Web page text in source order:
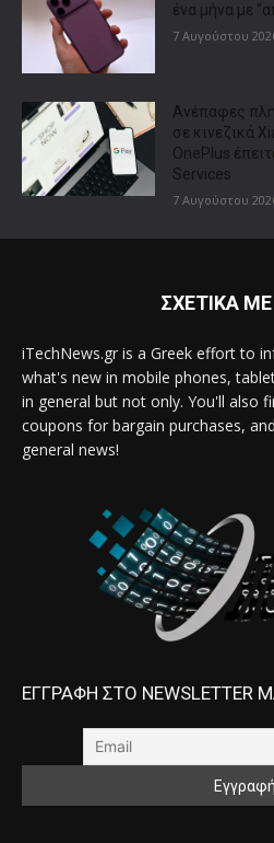
ένα μήνα με
7 Αυγούστου
Ανέπαφες
σε κινεζικά
OnePlus
Services
7 Αυγούστου
ΣΧΕΤΙΚΑ
iTechNews.gr is a Greek effort to
what's new in mobile phones,
in general but not only. You'll also
coupons for bargain purchases,
general news!
ΕΓΓΡΑΦΗ ΣΤΟ NEWSLETTER